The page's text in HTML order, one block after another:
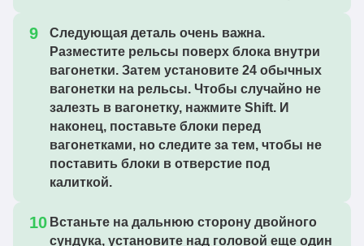
Следующая деталь очень важна.
Разместите рельсы поверх блока внутри
вагонетки. Затем установите 24 обычных
вагонетки на рельсы. Чтобы случайно не
залезть в вагонетку, нажмите Shift. И
наконец, поставьте блоки перед
вагонетками, но следите за тем, чтобы не
поставить блоки в отверстие под
калиткой.
Встаньте на дальнюю сторону двойного
сундука, установите над головой еще один